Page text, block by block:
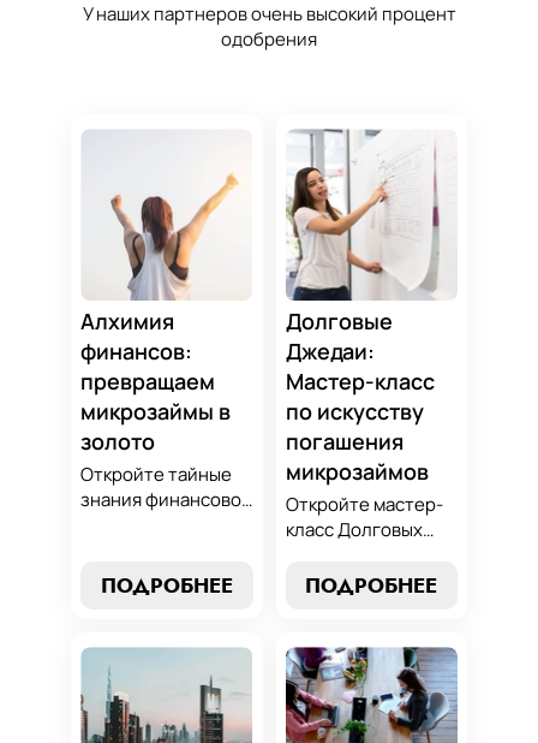
У наших партнеров очень высокий процент
одобрения
Алхимия
финансов:
превращаем
микрозаймы в
золото
Откройте тайные
знания финансовой
превращать
обязательства по
золотые
возможности.
Погрузитесь в мир
умного управления
ПОДРОБНЕЕ
Долговые
Джедаи:
Мастер-класс
по искусству
погашения
микрозаймов
Откройте мастер-
класс Долговых
погашению
финансового
равновесия.
Узнайте, как
управлять долгами
ПОДРОБНЕЕ